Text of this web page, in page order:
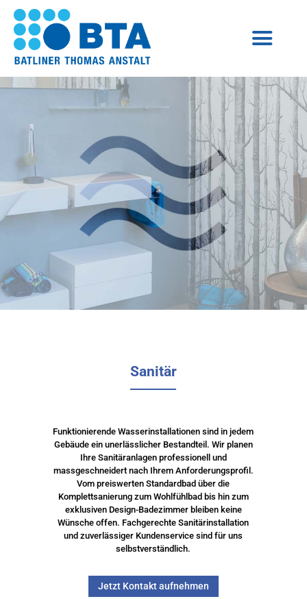
Sanitär
Funktionierende Wasserinstallationen sind in jedem
Gebäude ein unerlässlicher Bestandteil. Wir planen
Ihre Sanitäranlagen professionell und
massgeschneidert nach Ihrem Anforderungsprofil.
Vom preiswerten Standardbad über die
Komplettsanierung zum Wohlfühlbad bis hin zum
exklusiven Design-Badezimmer bleiben keine
Wünsche offen. Fachgerechte Sanitärinstallation
und zuverlässiger Kundenservice sind für uns
selbstverständlich.
Jetzt Kontakt aufnehmen